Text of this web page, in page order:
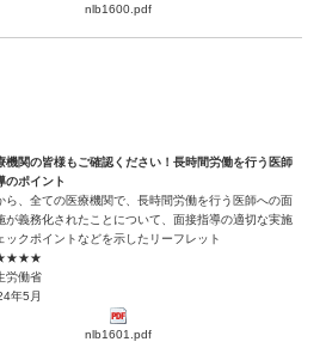
nlb1600.pdf
機関の皆様もご確認ください！長時間労働を行う医師
のポイント
ら、全ての医療機関で、長時間労働を行う医師への面
が義務化されたことについて、面接指導の適切な実施
ックポイントなどを示したリーフレット
労働省
年5月
nlb1601.pdf